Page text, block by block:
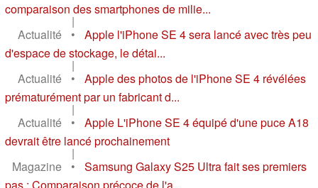
comparaison des smartphones de milie...
|
Actualité
•
Apple l'iPhone SE 4 sera lancé avec très peu
d'espace de stockage, le détai...
|
Actualité
•
Apple des photos de l'iPhone SE 4 révélées
prématurément par un fabricant d...
|
Actualité
•
Apple L'iPhone SE 4 équipé d'une puce A18
devrait être lancé prochainement
|
Magazine
•
Samsung Galaxy S25 Ultra fait ses premiers